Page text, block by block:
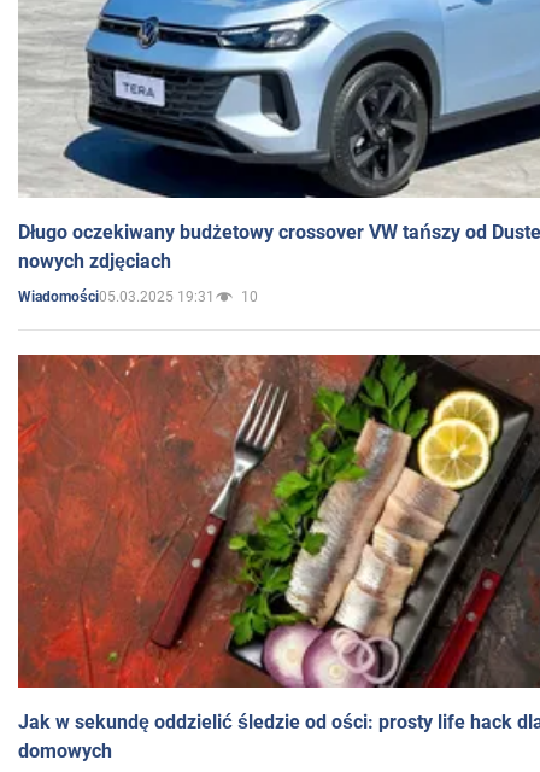
Długo oczekiwany budżetowy crossover VW tańszy od
nowych zdjęciach
Wiadomości05.03.2025 19:31 10
Jak w sekundę oddzielić śledzie od ości: prosty life hack
domowych